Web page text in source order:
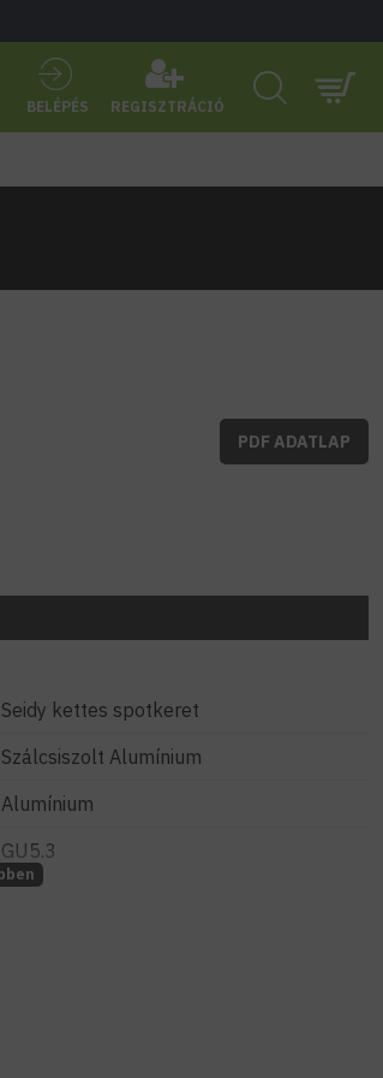
BELÉPÉS REGISZTRÁCIÓ
PDF ADATLAP
Seidy kettes spotkeret
Szálcsiszolt Alumínium
Alumínium
GU5.3